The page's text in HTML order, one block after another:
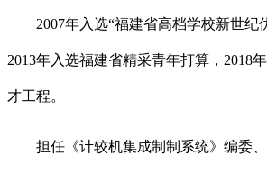
2007年入选“福建省高档学校新世纪
2013年入选福建省精采青年打算，2018
才工程。
担任《计较机集成制制系统》编委、